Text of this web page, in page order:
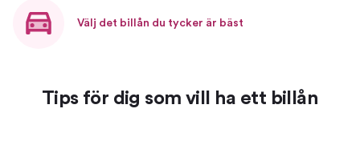
Välj det billån du tycker är bäst
Tips för dig som vill ha ett billån